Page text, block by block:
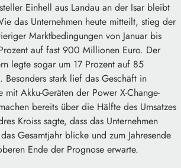
Einhell aus Landau an der Isar bleibt
das Unternehmen heute mitteilt, stieg der
Marktbedingungen von Januar bis
auf fast 900 Millionen Euro. Der
legte sogar um 17 Prozent auf 85
stark lief das Geschäft in
mit Akku-Geräten der Power X-Change-
bereits über die Hälfte des Umsatzes
Kroiss sagte, dass das Unternehmen
Gesamtjahr blicke und zum Jahresende
Ende der Prognose erwarte.